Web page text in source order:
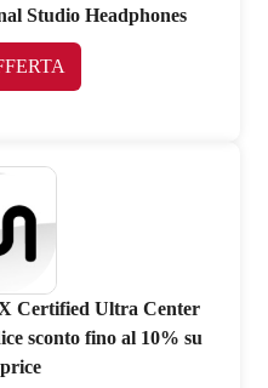
Studio Headphones
Certified Ultra Center
sconto fino al 10% su